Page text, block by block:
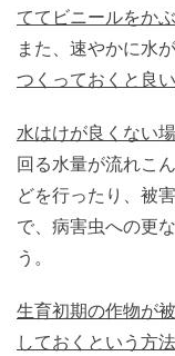
ててビニールをか
また、速やかに水
つくっておくと良い
水はけが良くない
回る水量が流れこ
どを行ったり、被
で、病害虫への更
う。
生育初期の作物が
しておくという方法